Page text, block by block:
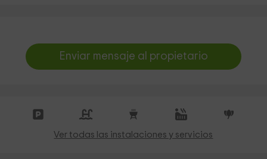
Enviar mensaje al propietario
Ver todas las instalaciones y servicios